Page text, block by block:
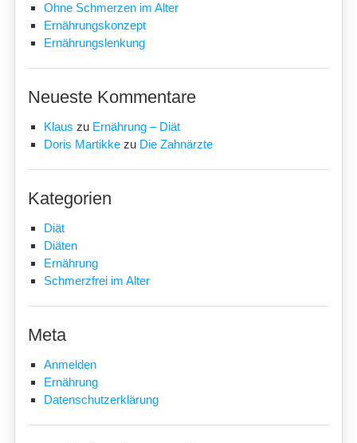
Ohne Schmerzen im Alter
Ernährungskonzept
Ernährungslenkung
Neueste Kommentare
Klaus zu Ernährung – Diät
Doris Martikke zu Die Zahnärzte
Kategorien
Diät
Diäten
Ernährung
Schmerzfrei im Alter
Meta
Anmelden
Ernährung
Datenschutzerklärung